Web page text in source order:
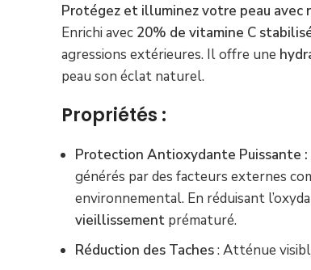
Protégez et illuminez votre peau avec
Enrichi avec 20% de vitamine C
agressions extérieures. Il offre une
peau son éclat naturel.
Propriétés :
Protection Antioxydante Puissante :
générés par des facteurs externes
environnemental. En réduisant
vieillissement prématuré.
Réduction des Taches: Atténue